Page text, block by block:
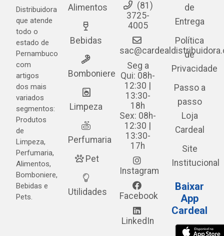
Distribuidora
que atende
todo o
estado de
Pernambuco
com
artigos
dos mais
variados
segmentos:
Produtos
de
Limpeza,
Perfumaria,
Alimentos,
Bomboniere,
Bebidas e
Pets.
Alimentos
Bebidas
Bomboniere
Limpeza
Perfumaria
Pet
Utilidades
(81)
3725-
4005
Seg a
Qui: 08h-
12:30 |
13:30-
18h
Sex: 08h-
12:30 |
13:30-
17h
Instagram
Facebook
LinkedIn
de
Entrega
Política
de
Privacidade
Passo a
passo
Loja
Cardeal
Site
Institucional
Baixar
App
Cardeal